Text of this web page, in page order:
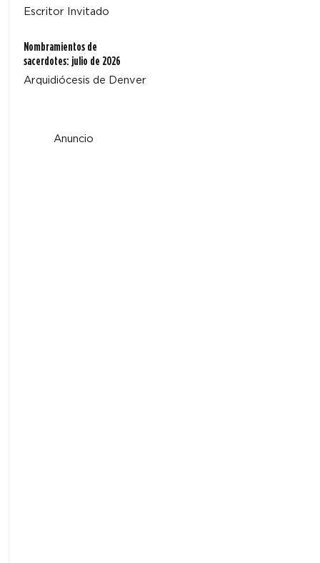
Escritor Invitado
Nombramientos de
sacerdotes: julio de 2026
Arquidiócesis de Denver
Anuncio